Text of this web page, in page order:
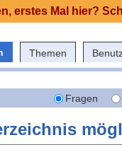
Themen
Fragen
erstes Mal hier?